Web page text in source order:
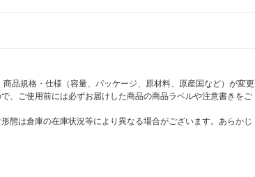
品規格・仕様（容量、パッケージ、原材料、原産国など）が変更
、ご使用前には必ずお届けした商品の商品ラベルや注意書きをご
態は倉庫の在庫状況等により異なる場合がございます。あらかじ